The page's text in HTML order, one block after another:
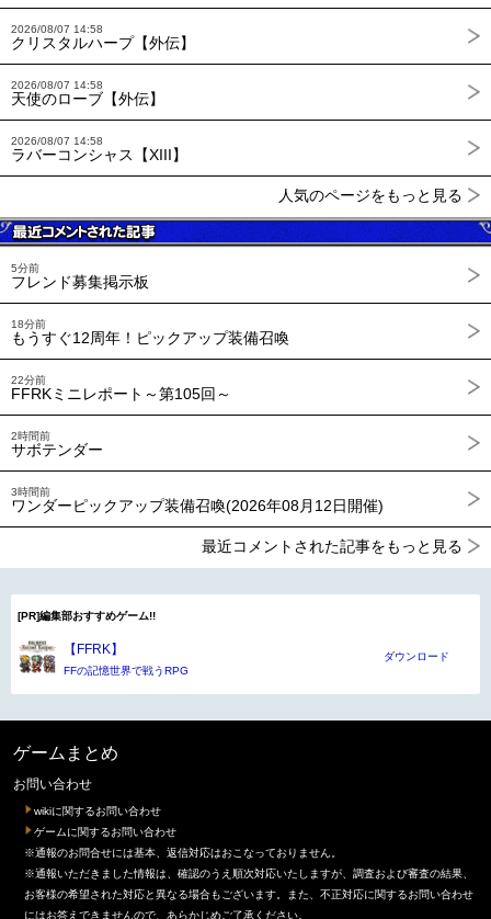
2026/08/07 14:58
クリスタルハープ【外伝】
2026/08/07 14:58
天使のローブ【外伝】
2026/08/07 14:58
ラバーコンシャス【XIII】
人気のページをもっと見る
5分前
フレンド募集掲示板
18分前
もうすぐ12周年！ピックアップ装備召喚
22分前
FFRKミニレポート～第105回～
2時間前
サボテンダー
3時間前
ワンダーピックアップ装備召喚(2026年08月12日開催)
最近コメントされた記事をもっと見る
[PR]編集部おすすめゲーム!!
【FFRK】
FFの記憶世界で戦うRPG
ダウンロード
ゲームまとめ
お問い合わせ
wikiに関するお問い合わせ
ゲームに関するお問い合わせ
※通報のお問合せには基本、返信対応はおこなっておりません。
※通報いただきました情報は、確認のうえ順次対応いたしますが、調査および審査の結果、
お客様の希望された対応と異なる場合もございます。また、不正対応に関するお問い合わせ
にはお答えできませんので、あらかじめご了承ください。